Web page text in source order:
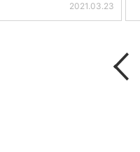
2021.03.23